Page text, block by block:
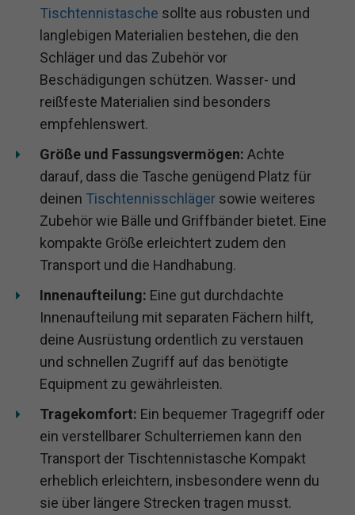
Tischtennistasche sollte aus robusten und
langlebigen Materialien bestehen, die den
Schläger und das Zubehör vor
Beschädigungen schützen. Wasser- und
reißfeste Materialien sind besonders
empfehlenswert.
Größe und Fassungsvermögen: Achte
darauf, dass die Tasche genügend Platz für
deinen Tischtennisschläger sowie weiteres
Zubehör wie Bälle und Griffbänder bietet. Eine
kompakte Größe erleichtert zudem den
Transport und die Handhabung.
Innenaufteilung: Eine gut durchdachte
Innenaufteilung mit separaten Fächern hilft,
deine Ausrüstung ordentlich zu verstauen
und schnellen Zugriff auf das benötigte
Equipment zu gewährleisten.
Tragekomfort: Ein bequemer Tragegriff oder
ein verstellbarer Schulterriemen kann den
Transport der Tischtennistasche Kompakt
erheblich erleichtern, insbesondere wenn du
sie über längere Strecken tragen musst.